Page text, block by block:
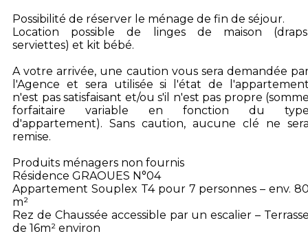
Possibilité de réserver le ménage de fin de séjour.
Location possible de linges de maison
serviettes) et kit bébé.
A votre arrivée, une caution vous sera demandée
l'Agence et sera utilisée si l'état de
n'est pas satisfaisant et/ou s'il n'est pas propre
forfaitaire variable en fonction du
d'appartement). Sans caution, aucune clé ne
remise.
Produits ménagers non fournis
Résidence GRAOUES N°04
Appartement Souplex T4 pour 7 personnes – env.
m²
Rez de Chaussée accessible par un escalier –
de 16m² environ